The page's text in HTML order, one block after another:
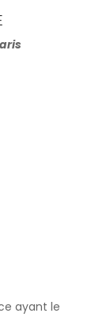
ayant le